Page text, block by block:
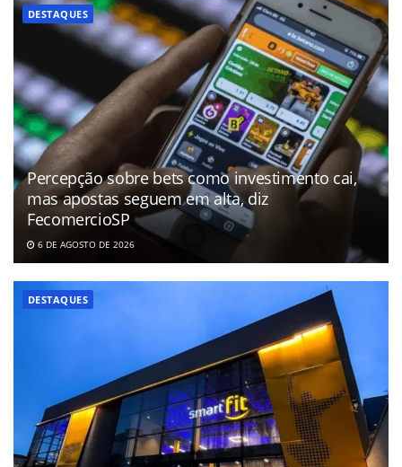
DESTAQUES
Percepção sobre bets como investimento cai,
mas apostas seguem em alta, diz
FecomercioSP
6 DE AGOSTO DE 2026
DESTAQUES